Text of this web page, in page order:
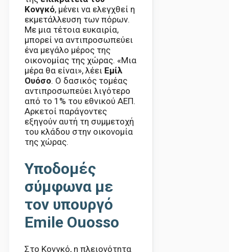
Κονγκό, μένει να ελεγχθεί η
εκμετάλλευση των πόρων.
Με μια τέτοια ευκαιρία,
μπορεί να αντιπροσωπεύει
ένα μεγάλο μέρος της
οικονομίας της χώρας. «Μια
μέρα θα είναι», λέει Εμίλ
Ουόσο. Ο δασικός τομέας
αντιπροσωπεύει λιγότερο
από το 1% του εθνικού ΑΕΠ.
Αρκετοί παράγοντες
εξηγούν αυτή τη συμμετοχή
του κλάδου στην οικονομία
της χώρας.
Υποδομές
σύμφωνα με
τον υπουργό
Emile Ouosso
Στο Κονγκό, η πλειονότητα